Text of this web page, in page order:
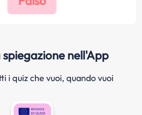
nell'App
i quiz che vuoi, quando vuoi